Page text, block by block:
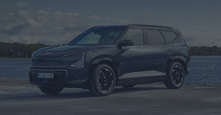
Här är elkombin som nu
är Sveriges billigaste
elbil
Carl Undéhn